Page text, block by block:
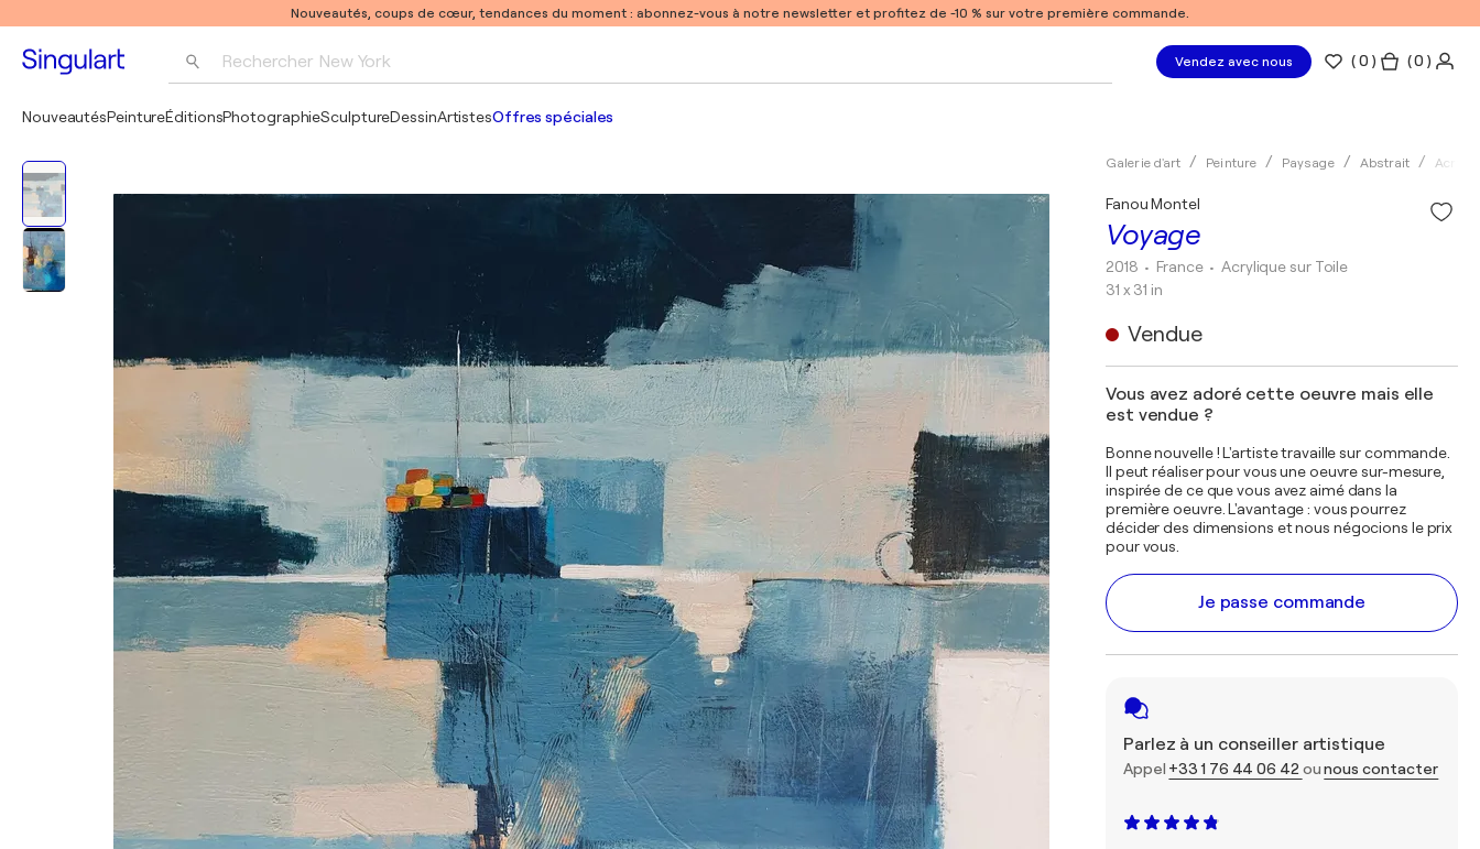
Nouveautés, coups de cœur, tendances du moment : abonnez-vous à notre newsletter et profitez de -10 % sur votre première commande.
Rechercher New York
Pablo Picasso
Vendez avec nous (0 ) ( 0 )
NouveautésPeintureÉditionsPhotographieSculptureDessinArtistesOffres spéciales
Galerie d'art Peinture Paysage Abstrait
Voyage
Fanou Montel
2018 • France •Acrylique sur Toile
31 x 31 in
Vendue
Vous avez adoré cette oeuvre mais elle
est vendue ?
Bonne nouvelle ! L'artiste travaille sur commande.
Il peut réaliser pour vous une oeuvre sur-mesure,
inspirée de ce que vous avez aimé dans la
première oeuvre. L'avantage : vous pourrez
décider des dimensions et nous négocions le prix
pour vous.
Je passe commande
Parlez à un conseiller artistique
Appel +33 1 76 44 06 42 ounous contacter